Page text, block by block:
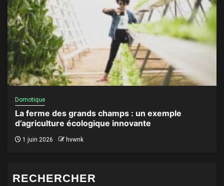
Domotique
La ferme des grands champs : un exemple
d’agriculture écologique innovante
1 juin 2026 hvwnk
RECHERCHER